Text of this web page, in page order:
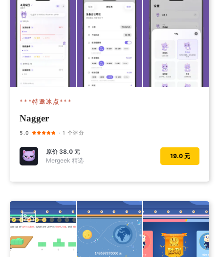
***特邀冰点***
Nagger
5.0 · 1 个评分
原价38.0 元
Mergeek 精选
19.0 元